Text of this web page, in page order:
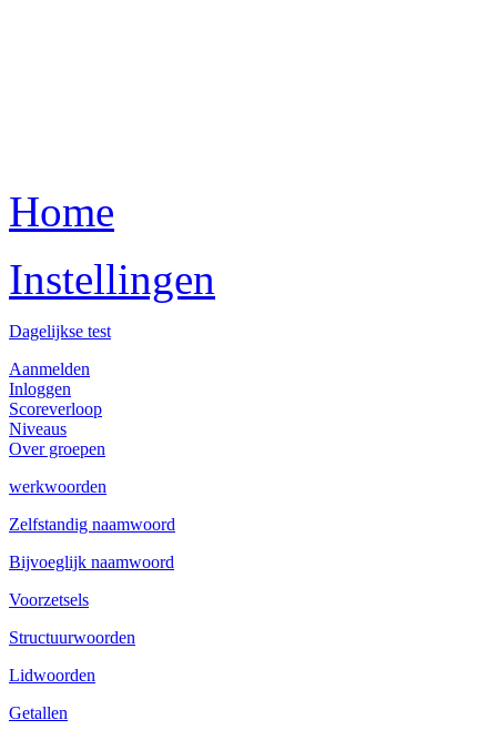
Home
Instellingen
Dagelijkse test
Aanmelden
Inloggen
Scoreverloop
Niveaus
Over groepen
werkwoorden
Zelfstandig naamwoord
Bijvoeglijk naamwoord
Voorzetsels
Structuurwoorden
Lidwoorden
Getallen